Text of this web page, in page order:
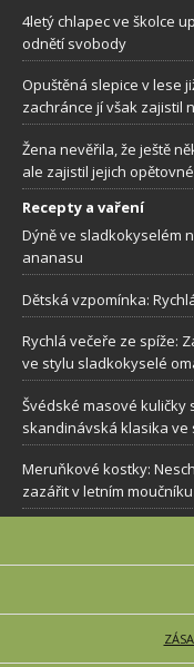
4letý chlapec ve školce
odnětí svobody
Opuštěná slepice v lese
zachránce jí však zajistil
Žena nevěřila, že ještě
ale zajistil jejich
Recepty a vaření
Dýně ve sladkokyselém
ananasu
Dětská vzpomínka:
Rychlá večeře ze spíže:
ve stylu sladkokyselé
Švédské masové kuličky
skandinávská klasika ve
Meruňkové kostky:
zazářit v letním